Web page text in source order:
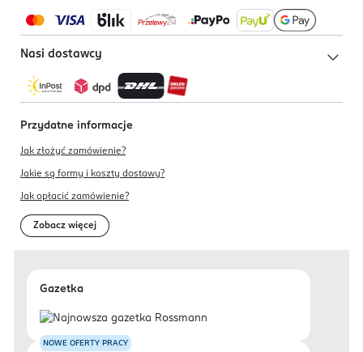
Nasi dostawcy
Przydatne informacje
Jak złożyć zamówienie?
Jakie są formy i koszty dostawy?
Jak opłacić zamówienie?
Zobacz więcej
Gazetka
NOWE OFERTY PRACY